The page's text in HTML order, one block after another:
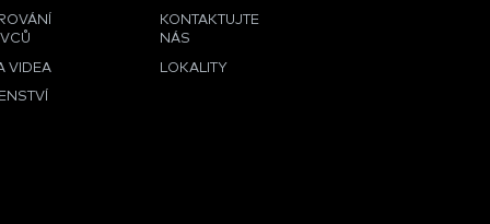
VIDEA
KONTAKTUJTE
NÁS
LOKALITY